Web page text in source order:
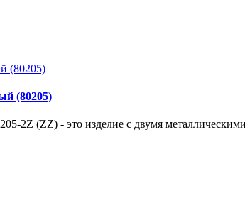
(80205)
2Z (ZZ) - это изделие с двумя